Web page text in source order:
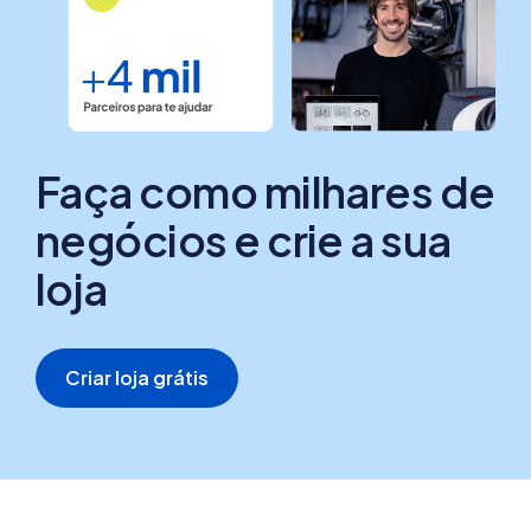
Faça como milhares de
negócios e crie a sua
loja
Criar loja grátis